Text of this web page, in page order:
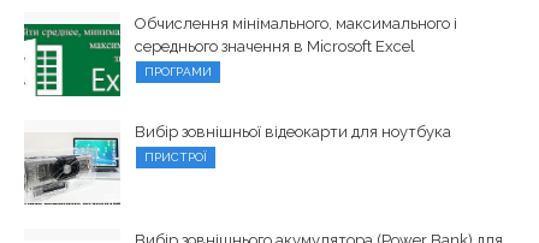
Обчислення мінімального, максимального і
середнього значення в Microsoft Excel
ПРОГРАМИ
Вибір зовнішньої відеокарти для ноутбука
ПРИСТРОЇ